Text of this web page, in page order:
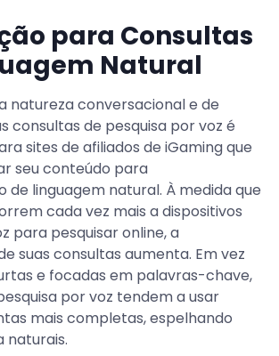
para Consultas
Natural
natureza conversacional e de
consultas de pesquisa por voz é
sites de afiliados de iGaming que
seu conteúdo para
de linguagem natural. À medida que
cada vez mais a dispositivos
para pesquisar online, a
suas consultas aumenta. Em vez
e focadas em palavras-chave,
por voz tendem a usar
mais completas, espelhando
naturais.